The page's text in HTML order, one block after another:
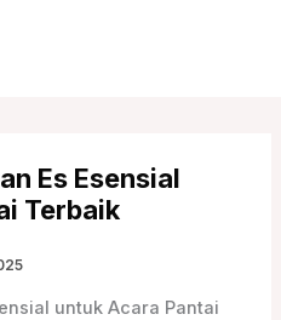
Es Esensial
Terbaik
untuk Acara Pantai